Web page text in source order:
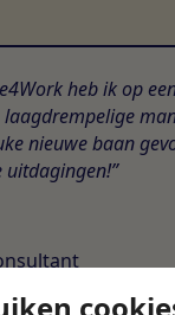
heb ik op
nieuwe baan
uitdagingen!